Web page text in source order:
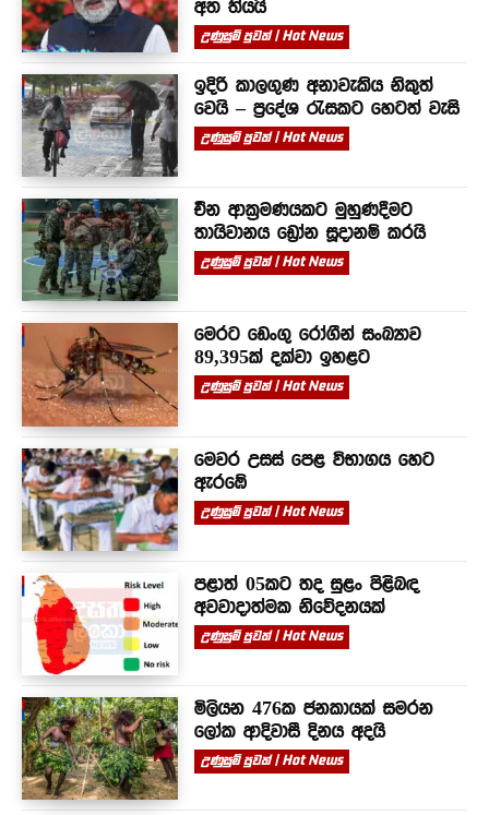
අත තියයි
උණුසුම් පුවත් | Hot News
ඉදිරි කාලගුණ අනාවැකිය නිකුත්
වෙයි – ප්‍රදේශ රැසකට හෙටත් වැසි
උණුසුම් පුවත් | Hot News
චීන ආක්‍රමණයකට මුහුණදීමට
තායිවානය ඩ්‍රෝන සූදානම් කරයි
උණුසුම් පුවත් | Hot News
මෙරට ඩෙංගු රෝගීන් සංඛ්‍යාව
89,395ක් දක්වා ඉහළට
උණුසුම් පුවත් | Hot News
මෙවර උසස් පෙළ විභාගය හෙට
ඇරඹේ
උණුසුම් පුවත් | Hot News
පළාත් 05කට තද සුළං පිළිබඳ
අවවාදාත්මක නිවේදනයක්
උණුසුම් පුවත් | Hot News
මිලියන 476ක ජනකායක් සමරන
ලෝක ආදිවාසී දිනය අදයි
උණුසුම් පුවත් | Hot News